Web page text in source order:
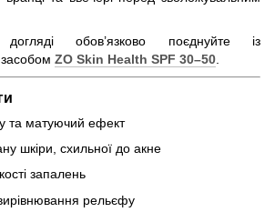
обов’язково поєднуйте із
ZO Skin Health SPF 30–50.
та матуючий ефект
шкіри, схильної до акне
запалень
рельєфу